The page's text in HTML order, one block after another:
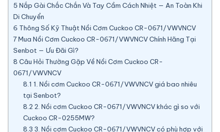
5 Nắp Gài Chắc Chắn Và Tay Cầm Cách Nhiệt — An Toàn Khi
Di Chuyển
6 Thông Số Kỹ Thuật Nồi Cơm Cuckoo CR-0671/VWVNCV
7Mua Nồi Cơm Cuckoo CR-0671/VWVNCV Chính Hãng Tại
Senbot — Ưu Đãi Gì?
8 Câu Hỏi Thường Gặp Về Nồi Cơm Cuckoo CR-
0671/VWVNCV
8.1 1. Nồi cơm Cuckoo CR-0671/VWVNCV giá bao nhiêu
tại Senbot?
8.2 2. Nồi cơm Cuckoo CR-0671/VWVNCV khác gì so với
Cuckoo CR-0255MW?
8.3 3. Nồi cơm Cuckoo CR-0671/VWVNCV có phù hợp với